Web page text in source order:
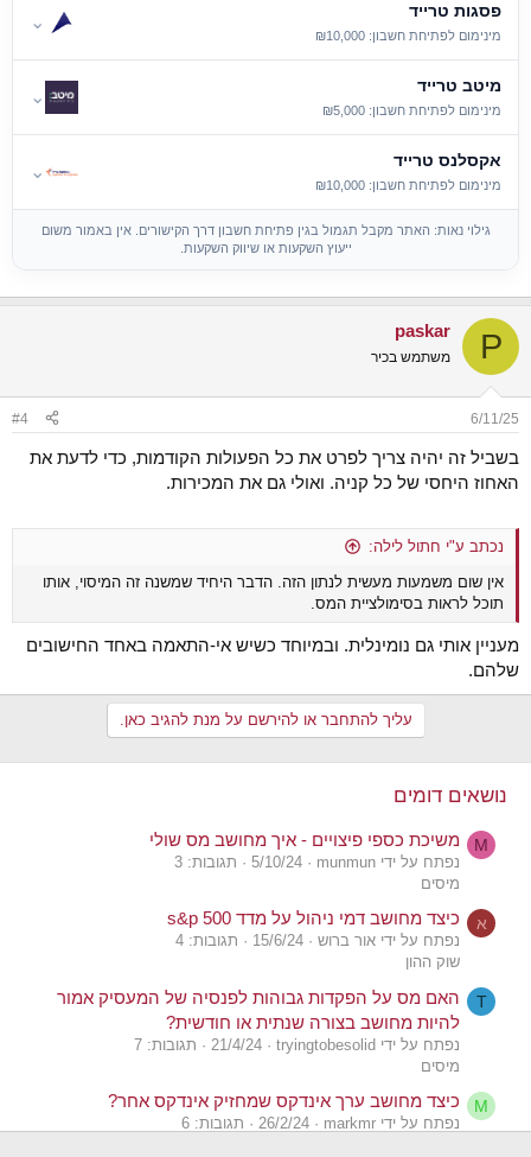
פסגות טרייד
מינימום לפתיחת חשבון: ₪10,000
⌄
מיטב טרייד
מינימום לפתיחת חשבון: ₪5,000
⌄
אקסלנס טרייד
מינימום לפתיחת חשבון: ₪10,000
⌄
גילוי נאות: האתר מקבל תגמול בגין פתיחת חשבון דרך הקישורים. אין באמור משום
ייעוץ השקעות או שיווק השקעות.
P
paskar
משתמש בכיר
6/11/25
#4
בשביל זה יהיה צריך לפרט את כל הפעולות הקודמות, כדי לדעת את
האחוז היחסי של כל קניה. ואולי גם את המכירות.
נכתב ע"י חתול לילה:
אין שום משמעות מעשית לנתון הזה. הדבר היחיד שמשנה זה המיסוי, אותו
תוכל לראות בסימולציית המס.
מעניין אותי גם נומינלית. ובמיוחד כשיש אי-התאמה באחד החישובים
שלהם.
עליך להתחבר או להירשם על מנת להגיב כאן.
נושאים דומים
M משיכת כספי פיצויים - איך מחושב מס שולי
נפתח על ידי munmun 5/10/24
תגובות: 3
מיסים
א כיצד מחושב דמי ניהול על מדד s&p 500
נפתח על ידי אור ברוש 15/6/24
תגובות: 4
שוק ההון
T
האם מס על הפקדות גבוהות לפנסיה של המעסיק אמור
להיות מחושב בצורה שנתית או חודשית?
נפתח על ידי tryingtobesolid 21/4/24
תגובות: 7
מיסים
M כיצד מחושב ערך אינדקס שמחזיק אינדקס אחר?
נפתח על ידי markmr 26/2/24
תגובות: 6